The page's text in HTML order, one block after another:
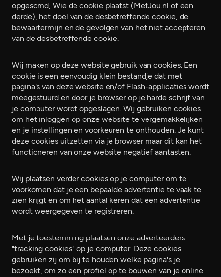
opgesomd, Wie de cookie plaatst (MetJou.nl of een
derde), het doel van de desbetreffende cookie, de
bewaartermijn en de gevolgen van het niet accepteren
van de desbetreffende cookie.
Wij maken op deze website gebruik van cookies. Een
cookie is een eenvoudig klein bestandje dat met
pagina's van deze website en/of Flash-applicaties wordt
meegestuurd en door je browser op je harde schrijf van
je computer wordt opgeslagen. Wij gebruiken cookies
om het inloggen op onze website te vergemakkelijken
en je instellingen en voorkeuren te onthouden. Je kunt
deze cookies uitzetten via je browser maar dit kan het
functioneren van onze website negatief aantasten.
Wij plaatsen verder cookies op je computer om te
voorkomen dat je een bepaalde advertentie te vaak te
zien krijgt en om het aantal keren dat een advertentie
wordt weergegeven te registreren.
Met je toestemming plaatsen onze adverteerders
"tracking cookies" op je computer. Deze cookies
gebruiken zij om bij te houden welke pagina's je
bezoekt, om zo een profiel op te bouwen van je online